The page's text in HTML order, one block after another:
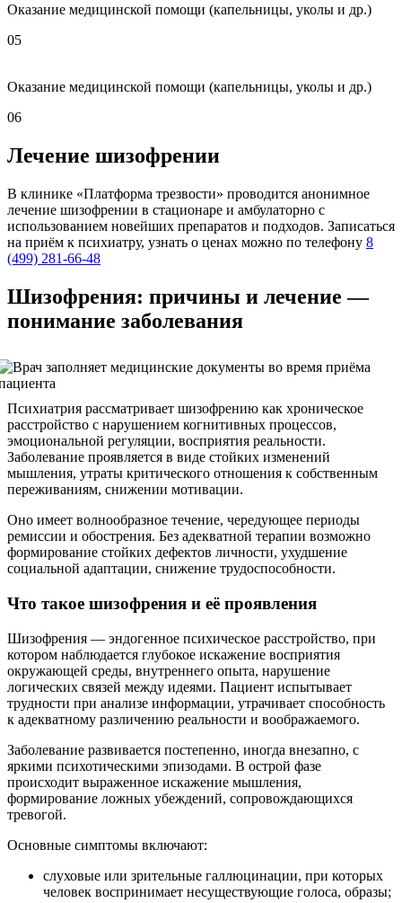
Оказание медицинской помощи (капельницы, уколы и др.)
05
Оказание медицинской помощи (капельницы, уколы и др.)
06
Лечение шизофрении
В клинике «Платформа трезвости» проводится анонимное
лечение шизофрении в стационаре и амбулаторно с
использованием новейших препаратов и подходов. Записаться
на приём к психиатру, узнать о ценах можно по телефону 8
(499) 281-66-48
Шизофрения: причины и лечение —
понимание заболевания
Психиатрия рассматривает шизофрению как хроническое
расстройство с нарушением когнитивных процессов,
эмоциональной регуляции, восприятия реальности.
Заболевание проявляется в виде стойких изменений
мышления, утраты критического отношения к собственным
переживаниям, снижении мотивации.
Оно имеет волнообразное течение, чередующее периоды
ремиссии и обострения. Без адекватной терапии возможно
формирование стойких дефектов личности, ухудшение
социальной адаптации, снижение трудоспособности.
Что такое шизофрения и её проявления
Шизофрения — эндогенное психическое расстройство, при
котором наблюдается глубокое искажение восприятия
окружающей среды, внутреннего опыта, нарушение
логических связей между идеями. Пациент испытывает
трудности при анализе информации, утрачивает способность
к адекватному различению реальности и воображаемого.
Заболевание развивается постепенно, иногда внезапно, с
яркими психотическими эпизодами. В острой фазе
происходит выраженное искажение мышления,
формирование ложных убеждений, сопровождающихся
тревогой.
Основные симптомы включают:
слуховые или зрительные галлюцинации, при которых
человек воспринимает несуществующие голоса, образы;